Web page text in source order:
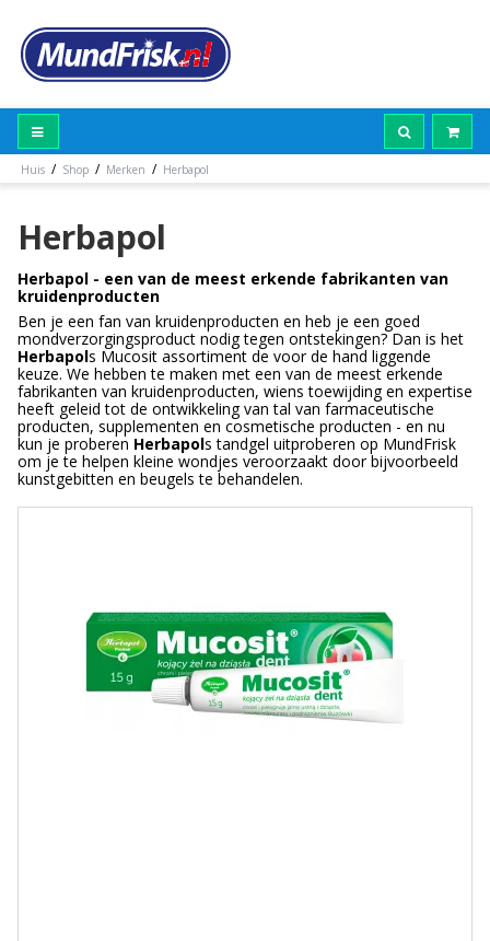
Huis / Shop / Merken / Herbapol
Herbapol
Herbapol - een van de meest erkende fabrikanten van
kruidenproducten
Ben je een fan van kruidenproducten en heb je een goed
mondverzorgingsproduct nodig tegen ontstekingen? Dan is het
Herbapols Mucosit assortiment de voor de hand liggende
keuze. We hebben te maken met een van de meest erkende
fabrikanten van kruidenproducten, wiens toewijding en expertise
heeft geleid tot de ontwikkeling van tal van farmaceutische
producten, supplementen en cosmetische producten - en nu
kun je proberen Herbapols tandgel uitproberen op MundFrisk
om je te helpen kleine wondjes veroorzaakt door bijvoorbeeld
kunstgebitten en beugels te behandelen.